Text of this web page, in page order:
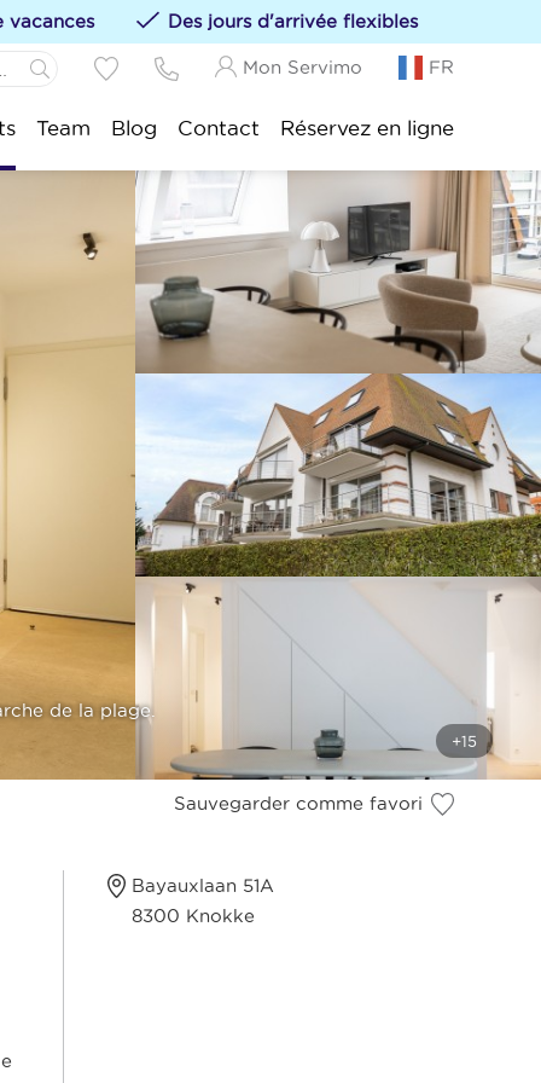
vacances Des jours d'arrivée flexibles
hébergements à vos favoris en cliquant sur le
Heist:
Mon Servimo FR
Team Blog Contact Réservez en ligne
de la plage.
Sauvegarder comme favori
Bayauxlaan 51A
8300 Knokke